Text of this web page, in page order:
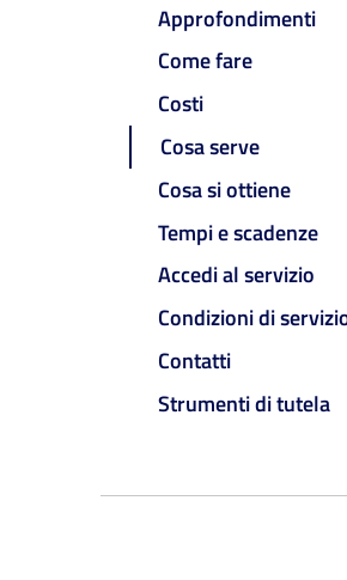
Approfondimenti
Come fare
Costi
Cosa serve
Cosa si ottiene
Tempi e scadenze
Accedi al servizio
Condizioni di
Contatti
Strumenti di tutela